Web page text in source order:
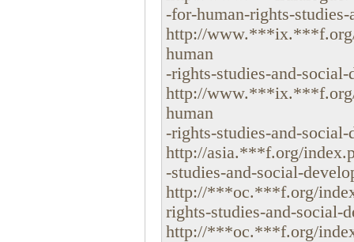
-for-human-rights-
http://www.***ix.***f.org/
human
-rights-studies-and-
http://www.***ix.***f.org/
human
-rights-studies-and-
http://asia.***f.org/
-studies-and-social-
http://***oc.***f.org/
rights-studies-and-social-
http://***oc.***f.org/